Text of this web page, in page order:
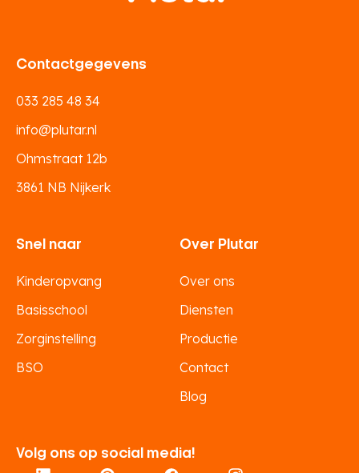
Volg ons op social media!
Contactgegevens
033 285 48 34
info@plutar.nl
Ohmstraat 12b
3861 NB Nijkerk
Snel naar
Kinderopvang
Basisschool
Zorginstelling
BSO
Over Plutar
Over ons
Diensten
Productie
Contact
Blog